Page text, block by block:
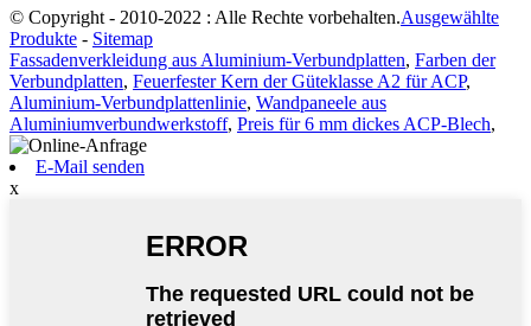
© Copyright - 2010-2022 : Alle Rechte vorbehalten.Ausgewählte
Produkte - Sitemap
Fassadenverkleidung aus Aluminium-Verbundplatten, Farben der
Verbundplatten, Feuerfester Kern der Güteklasse A2 für ACP,
Aluminium-Verbundplattenlinie, Wandpaneele aus
Aluminiumverbundwerkstoff, Preis für 6 mm dickes ACP-Blech,
E-Mail senden
x